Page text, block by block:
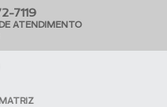
7119
ATENDIMENTO